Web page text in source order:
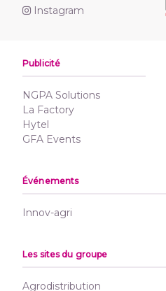
Instagram
Publicité
NGPA Solutions
La Factory
Hytel
GFA Events
Événements
Innov-agri
Les sites du groupe
Agrodistribution